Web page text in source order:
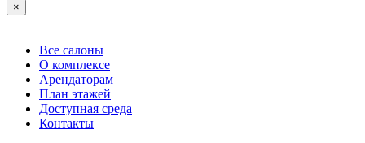
×
Все салоны
О комплексе
Арендаторам
План этажей
Доступная среда
Контакты